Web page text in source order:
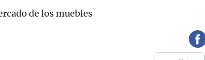
de los muebles